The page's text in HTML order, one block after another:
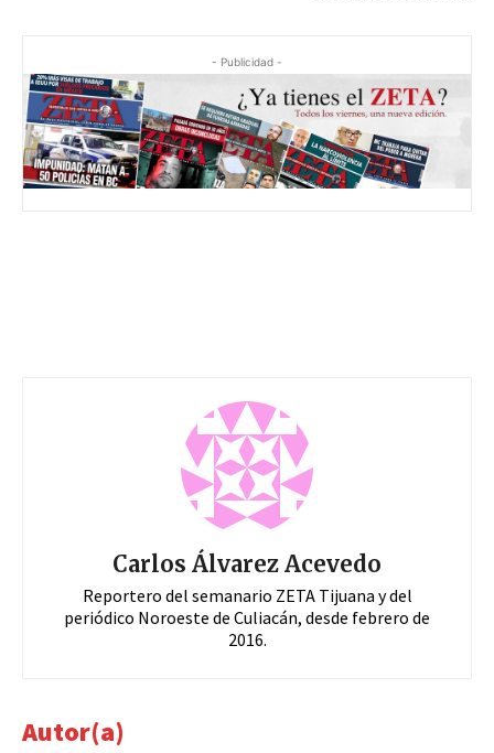
- Publicidad -
Carlos Álvarez Acevedo
Reportero del semanario ZETA Tijuana y del
periódico Noroeste de Culiacán, desde febrero de
2016.
Autor(a)